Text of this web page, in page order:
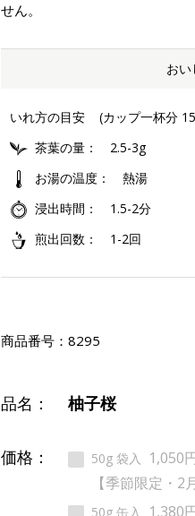
せん。
お
いれ方の目安
(カップ一杯分
茶葉の量
2.5-3g
お湯の温度
熱湯
浸出時間
1.5-2分
煎出回数
1-2回
商品番号： 8295
品名： 柚子桜
価格： 50g 袋入 1,050
【季節限定・2
50g 缶入 1,380